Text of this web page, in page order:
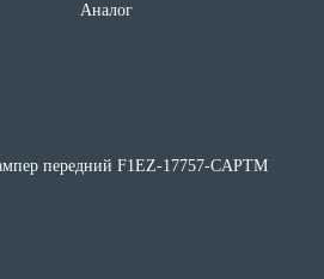
Аналог
передний F1EZ-17757-CAPTM